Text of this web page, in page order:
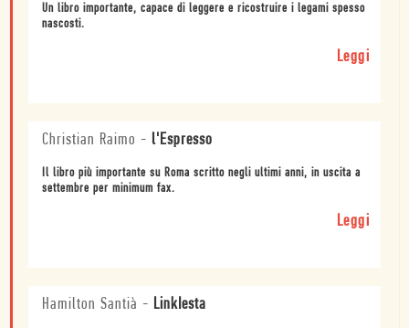
Un libro importante, capace di leggere e ricostruire i legami spesso
nascosti.
Leggi
Christian Raimo - l'Espresso
Il libro più importante su Roma scritto negli ultimi anni, in uscita a
settembre per minimum fax.
Leggi
Hamilton Santià - LinkIesta